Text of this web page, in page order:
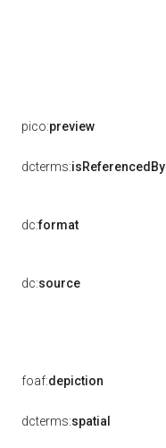
pico:preview
dcterms:isReferencedBy
dc:format
dc:source
foaf:depiction
dcterms:spatial